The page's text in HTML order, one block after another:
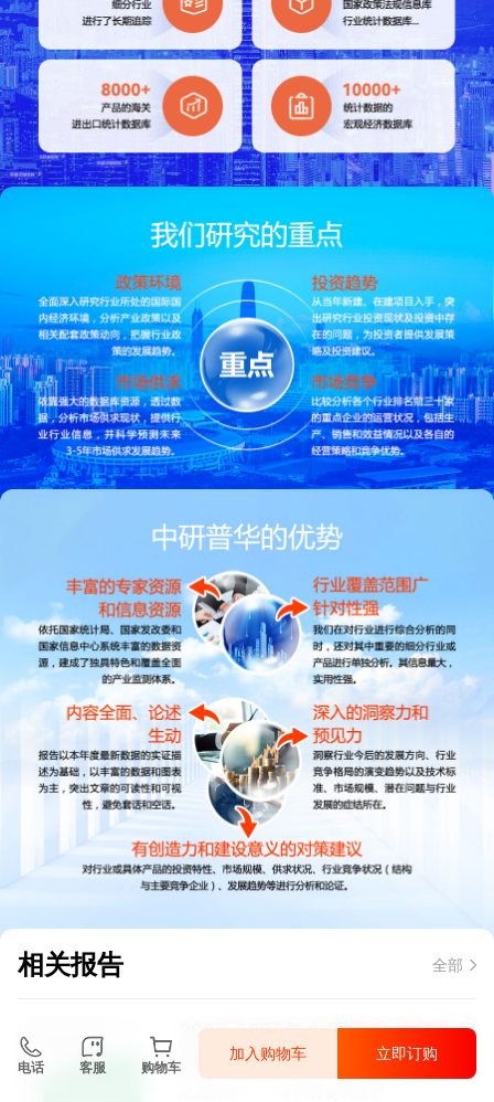
相关报告 全部
2026-2030年中国医疗信息化行
业全景调研与投资价值分析报告
电话 客服 购物车
加入购物车 立即订购